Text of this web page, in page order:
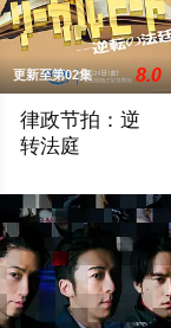
更新至第02集 8.0
律政节拍：逆
转法庭